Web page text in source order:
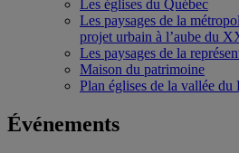
Les églises du Québec
Les paysages de la
projet urbain à l’aube du
Les paysages de la
Maison du patrimoine
Plan églises de la vallée
Événements